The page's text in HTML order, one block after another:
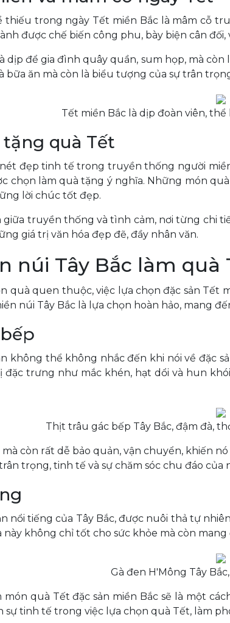
trong ngày Tết miền Bắc là mâm cỗ
được chế biến công phu, bày biện cân đối,
dịp để gia đình quây quần, sum họp, mà
ăn mà còn là biểu tượng của sự trân
Tết miền Bắc là dịp đoàn viên,
tặng quà Tết
đẹp tinh tế trong truyền thống người
chọn làm quà tặng ý nghĩa. Những món
lời chúc tốt đẹp.
giữa truyền thống và tình cảm, nơi từng chi
giá trị văn hóa đẹp đẽ, đầy nhân văn.
núi Tây Bắc làm quà
quà quen thuộc, việc lựa chọn đặc sản
núi Tây Bắc là lựa chọn hoàn hảo, mang
không thể không nhắc đến khi nói về đặc
đặc trưng như mắc khén, hạt dổi và hun
Thịt trâu gác bếp Tây Bắc, đậm đà,
còn rất dễ bảo quản, vận chuyển, khiến
trọng, tinh tế và sự chăm sóc chu đáo của
nổi tiếng của Tây Bắc, được nuôi thả tự
không chỉ tốt cho sức khỏe mà còn
Gà đen H'Mông Tây
món quà Tết đặc sản miền Bắc sẽ là một
tinh tế trong việc lựa chọn quà Tết, làm